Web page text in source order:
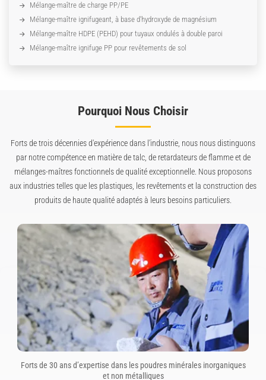
Mélange-maître de charge PP/PE
Mélange-maître ignifugeant, à base d'hydroxyde de magnésium
Mélange-maître HDPE (PEHD) pour tuyaux ondulés à double paroi
Mélange-maître ignifuge PP pour revêtements de sol
Pourquoi Nous Choisir
Forts de trois décennies d'expérience dans l’industrie, nous nous distinguons
par notre compétence en matière de talc, de retardateurs de flamme et de
mélanges-maîtres fonctionnels de qualité exceptionnelle. Nous proposons
aux industries telles que les plastiques, les revêtements et la construction des
produits de haute qualité adaptés à leurs besoins particuliers.
Forts de 30 ans d’expertise dans les poudres minérales inorganiques
et non métalliques